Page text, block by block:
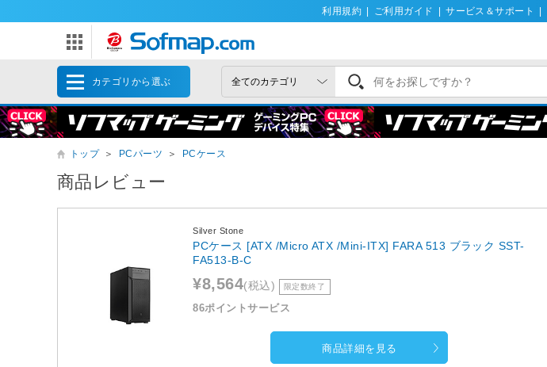
利用規約 ご利用ガイド サービス＆サポート
カテゴリから選ぶ
トップ ＞ PCパーツ ＞ PCケース
商品レビュー
Silver Stone
PCケース [ATX /Micro ATX /Mini-ITX] FARA 513 ブラック SST-
FA513-B-C
¥8,564(税込) 限定数終了
86ポイントサービス
商品詳細を見る